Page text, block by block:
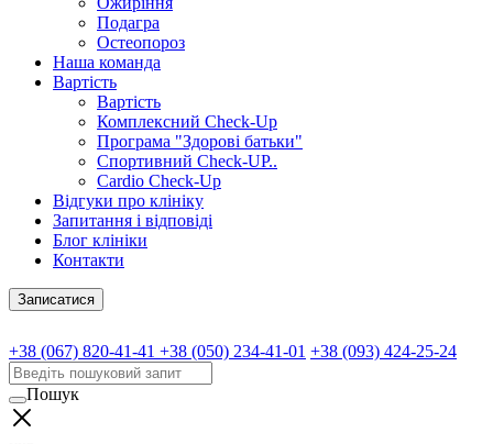
Подагра
Остеопороз
Наша команда
Вартість
Вартість
Комплексний Check-Up
Програма "Здорові батьки"
Спортивний Check-UP..
Cardio Check-Up
Відгуки про клініку
Запитання і відповіді
Блог клініки
Контакти
Записатися
+38 (067) 820-41-41 +38 (050) 234-41-01 +38 (093) 424-25-24
Пошук